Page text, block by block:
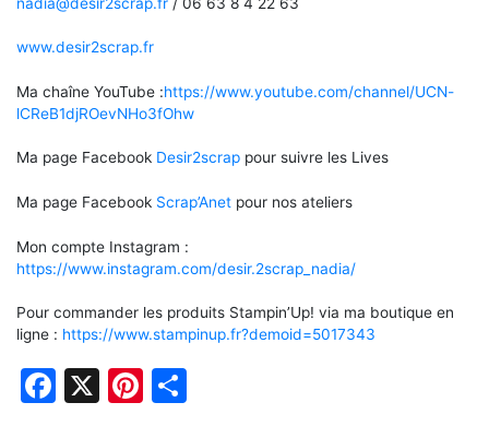
www.desir2scrap.fr
Ma chaîne YouTube :https://www.youtube.com/channel/UCN-
lCReB1djROevNHo3fOhw
Ma page Facebook Desir2scrap pour suivre les Lives
Ma page Facebook Scrap’Anet pour nos ateliers
Mon compte Instagram :
https://www.instagram.com/desir.2scrap_nadia/
Pour commander les produits Stampin’Up! via ma boutique en
ligne : https://www.stampinup.fr?demoid=5017343
Facebook
X Pinterest